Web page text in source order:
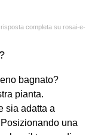
completa su rosai-e-
bagnato?
pianta.
sia adatta a
una